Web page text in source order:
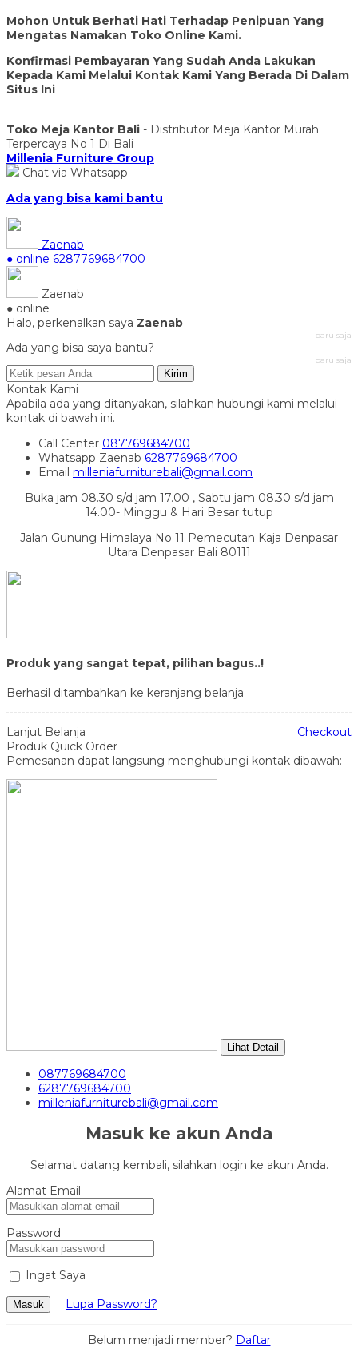
Mohon Untuk Berhati Hati Terhadap Penipuan Yang
Mengatas Namakan Toko Online Kami.
Konfirmasi Pembayaran Yang Sudah Anda Lakukan
Kepada Kami Melalui Kontak Kami Yang Berada Di Dalam
Situs Ini
Toko Meja Kantor Bali - Distributor Meja Kantor Murah
Terpercaya No 1 Di Bali
Millenia Furniture Group
Chat via Whatsapp
Ada yang bisa kami bantu
Zaenab
● online 6287769684700
Zaenab
● online
Halo, perkenalkan saya Zaenab
baru saja
Ada yang bisa saya bantu?
baru saja
Kirim
Kontak Kami
Apabila ada yang ditanyakan, silahkan hubungi kami melalui
kontak di bawah ini.
Call Center 087769684700
Whatsapp Zaenab 6287769684700
Email milleniafurniturebali@gmail.com
Buka jam 08.30 s/d jam 17.00 , Sabtu jam 08.30 s/d jam
14.00- Minggu & Hari Besar tutup
Jalan Gunung Himalaya No 11 Pemecutan Kaja Denpasar
Utara Denpasar Bali 80111
Produk yang sangat tepat, pilihan bagus..!
Berhasil ditambahkan ke keranjang belanja
Lanjut Belanja
Checkout
Produk Quick Order
Pemesanan dapat langsung menghubungi kontak dibawah:
Lihat Detail
087769684700
6287769684700
milleniafurniturebali@gmail.com
Masuk ke akun Anda
Selamat datang kembali, silahkan login ke akun Anda.
Alamat Email
Password
Ingat Saya
Masuk Lupa Password?
Belum menjadi member? Daftar